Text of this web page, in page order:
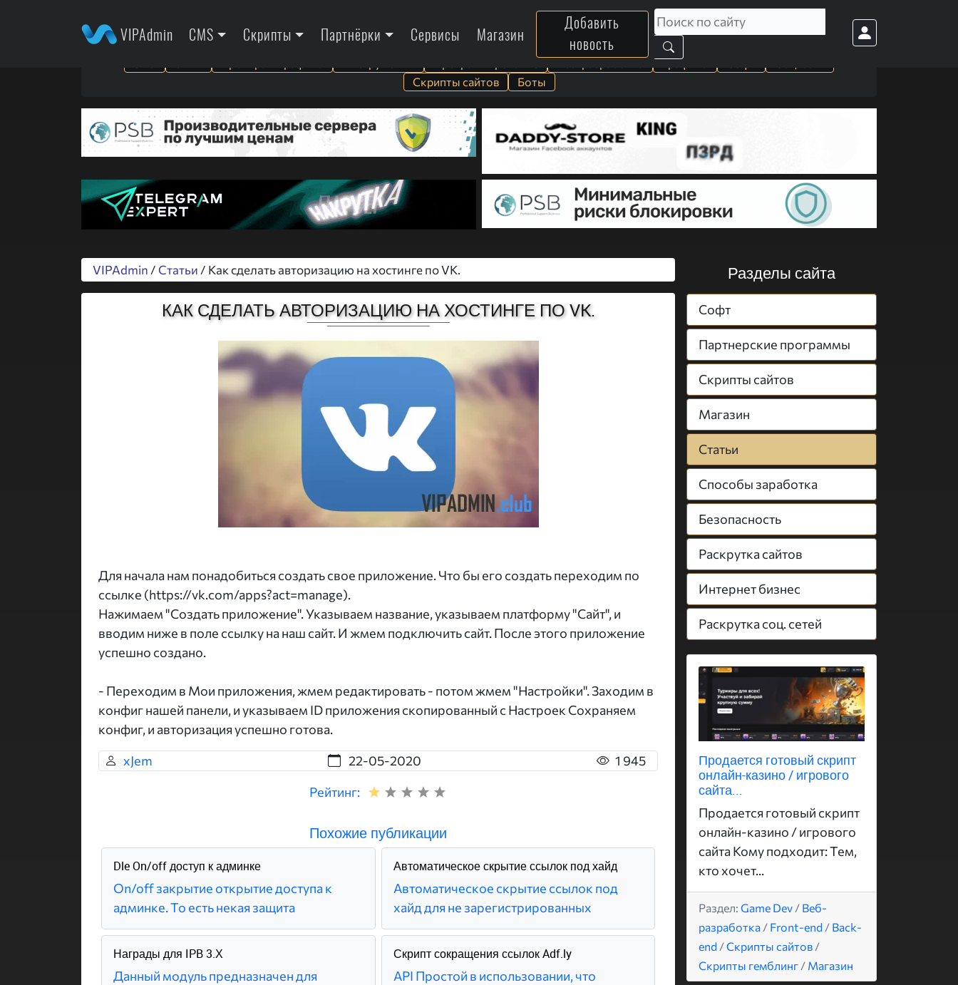
VIPAdmin CMS Скрипты Партнёрки Сервисы Магазин
Добавить
новость
Графика
Скрипты сайтов
Боты
VIPAdmin / Статьи / Как сделать авторизацию на хостинге по VK.
КАК СДЕЛАТЬ АВТОРИЗАЦИЮ НА ХОСТИНГЕ ПО VK.
Для начала нам понадобиться создать свое приложение. Что бы его создать переходим по
ссылке (https://vk.com/apps?act=manage).
Нажимаем "Создать приложение". Указываем название, указываем платформу "Сайт", и
вводим ниже в поле ссылку на наш сайт. И жмем подключить сайт. После этого приложение
успешно создано.
- Переходим в Мои приложения, жмем редактировать - потом жмем "Настройки". Заходим в
конфиг нашей панели, и указываем ID приложения скопированный с Настроек Сохраняем
конфиг, и авторизация успешно готова.
xJem
22-05-2020
1 945
Рейтинг:
Похожие публикации
Dle On/off доступ к админке
On/off закрытие открытие доступа к
админке. То есть некая защита
Автоматическое скрытие ссылок под хайд
Автоматическое скрытие ссылок под
хайд для не зарегистрированных
Награды для IPB 3.Х
Данный модуль предназначен для
Скрипт сокращения ссылок Adf.ly
API Простой в использовании, что
Разделы сайта
Софт
Партнерские программы
Скрипты сайтов
Магазин
Статьи
Способы заработка
Безопасность
Раскрутка сайтов
Интернет бизнес
Раскрутка соц. сетей
Продается готовый скрипт
онлайн-казино / игрового
сайта...
Продается готовый скрипт
онлайн-казино / игрового
сайта Кому подходит: Тем,
кто хочет...
Раздел: Game Dev / Веб-
разработка / Front-end / Back-
end /Скрипты сайтов /
Скрипты гемблинг / Магазин